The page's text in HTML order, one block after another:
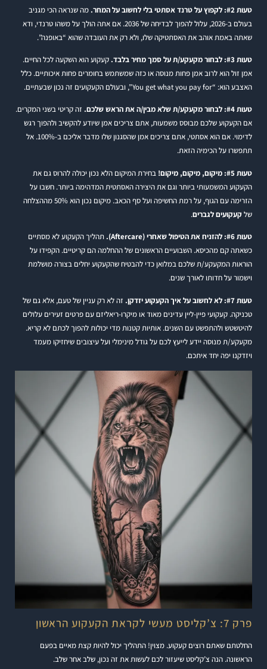
טעות #2: לקפוץ על טרנד אסתטי בלי לחשוב על המחר.
מה שנראה הכי מגניב
בעולם ב-2026, עלול להפוך לבדיחה של 2036. אם אתה הולך על משהו טרנדי, ודא
שאתה באמת אוהב את האסתטיקה שלו, ולא רק את העובדה שהוא “באופנה”.
טעות #3: לבחור מקעקע/ת על סמך מחיר בלבד.
קעקוע הוא השקעה לכל החיים.
אמן זול הוא לרוב אמן פחות מנוסה או כזה שמשתמש בחומרים פחות איכותיים. כלל
האצבע הוא: “You get what you pay for”, ובעולם הקעקועים זה נכון שבעתיים.
טעות #4: לבחור מקעקע/ת שלא מבין/ה את הראש שלכם.
זה קריטי בשני המקרים.
אם הקעקוע שלכם מבוסס משמעות, אתם צריכים אמן שיודע להקשיב ולהפוך רגש
לדימוי. אם הוא אסתטי, אתם צריכים אמן שהסגנון שלו מדבר אליכם ב-100%. אל
תתפשרו על הכימיה הזאת.
טעות #5: מיקום, מיקום, מיקום!
בחירת המיקום הלא נכון יכולה להרוס גם את
הקעקוע המשמעותי ביותר וגם את היצירה האסתטית המדהימה ביותר. חשבו על
הזרימה עם הגוף, על רמת החשיפה ועל סף הכאב. מיקום נכון הוא 50% מההצלחה
שלקעקועים לגברים.
טעות #6: להזניח את הטיפול שאחרי (Aftercare).
תהליך הקעקוע לא מסתיים
כשאתה קם מהכיסא. השבועיים הראשונים של ההחלמה הם קריטיים. הקפידו על
הוראות המקעקע/ת שלכם במלואן כדי להבטיח שהקעקוע יחלים בצורה מושלמת
וישמור על חדותו לאורך שנים.
טעות #7: לא לחשוב על איך הקעקוע יזדקן.
זה לא רק עניין של טעם, אלא גם של
טכניקה. קעקועי פיין-ליין עדינים מאוד או מיקרו-ריאליזם עם פרטים זעירים עלולים
להיטשטש ולהתפשט עם השנים. אותיות קטנות מדי יכולות להפוך לכתם לא קריא.
מקעקע/ת מנוסה יידע לייעץ לכם על גודל מינימלי ועל עיצובים שיחזיקו מעמד
ויזדקנו יפה יחד איתכם.
פרק 7: צ’קליסט מעשי לקראת הקעקוע הראשון
החלטתם שאתם רוצים קעקוע. מצוין! התהליך יכול להיות קצת מאיים בפעם
הראשונה. הנה צ’קליסט שיעזור לכם לעשות את זה נכון, שלב אחר שלב.